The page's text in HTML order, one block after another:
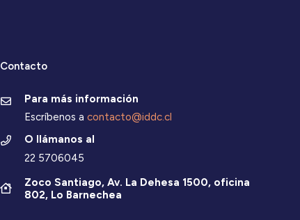
Contacto
Para más información
Escríbenos a contacto@iddc.cl
O llámanos al
22 5706045
Zoco Santiago, Av. La Dehesa 1500, oficina
802, Lo Barnechea